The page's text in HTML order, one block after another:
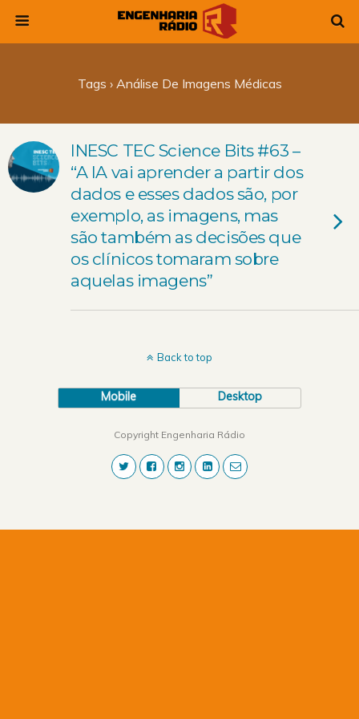
Tags › Análise De Imagens Médicas
INESC TEC Science Bits #63 –
“A IA vai aprender a partir dos
dados e esses dados são, por
exemplo, as imagens, mas
são também as decisões que
os clínicos tomaram sobre
aquelas imagens”
Back to top
Mobile Desktop
Copyright Engenharia Rádio